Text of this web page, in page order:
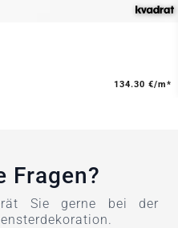
134.30 €/m*
Fragen?
Sie gerne bei der